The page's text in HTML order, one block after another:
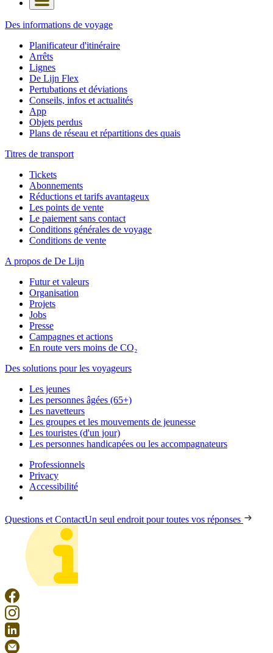
Des informations de voyage
Planificateur d'itinéraire
Arrêts
Lignes
De Lijn Flex
Pertubations et déviations
Conseils, infos et actualités
App
Objets perdus
Plans de réseau et répartitions des quais
Titres de transport
Tickets
Abonnements
Réductions et tarifs avantageux
Les points de vente
Le paiement sans contact
Conditions générales de voyage
Conditions de vente
A propos de De Lijn
Futur et valeurs
Organisation
Projets
Jobs
Presse
Campagnes et actions
En route vers moins de CO₂
Des solutions pour les voyageurs
Les jeunes
Les personnes âgées (65+)
Les navetteurs
Les groupes et les mouvements de jeunesse
Les touristes (d'un jour)
Les personnes handicapées ou les accompagnateurs
Professionnels
Privacy
Accessibilité
Questions et ContactUn seul endroit pour toutes vos réponses